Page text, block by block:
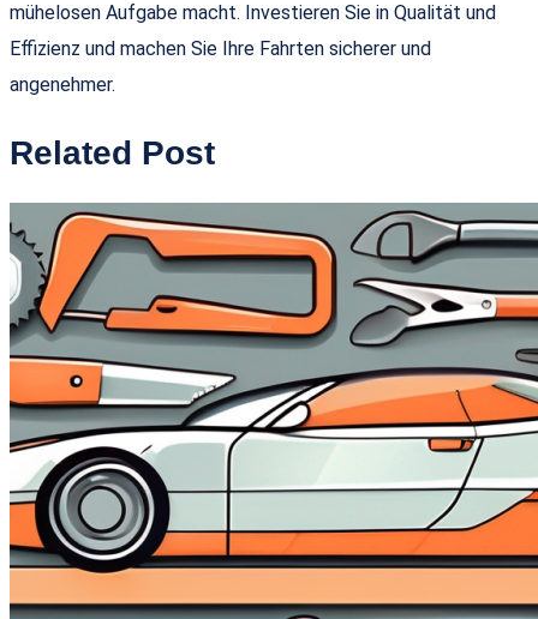
mühelosen Aufgabe macht. Investieren Sie in Qualität und
Effizienz und machen Sie Ihre Fahrten sicherer und
angenehmer.
Related Post